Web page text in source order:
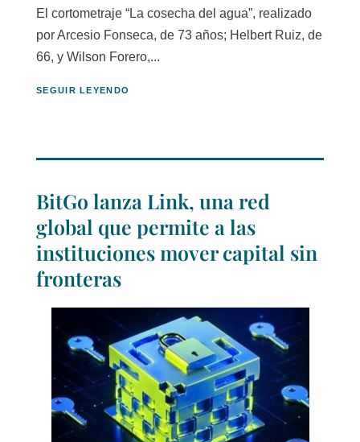
El cortometraje “La cosecha del agua”, realizado
por Arcesio Fonseca, de 73 años; Helbert Ruiz, de
66, y Wilson Forero,...
SEGUIR LEYENDO
BitGo lanza Link, una red
global que permite a las
instituciones mover capital sin
fronteras